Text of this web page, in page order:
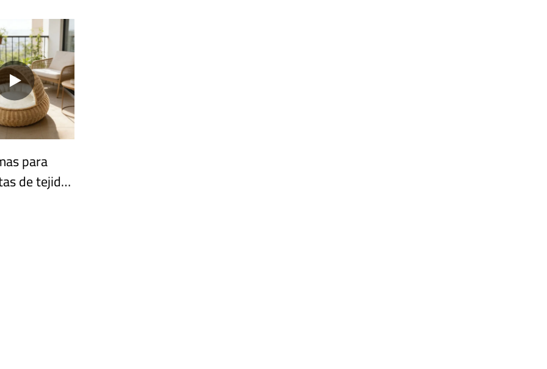
para
B2B
para
de tejido